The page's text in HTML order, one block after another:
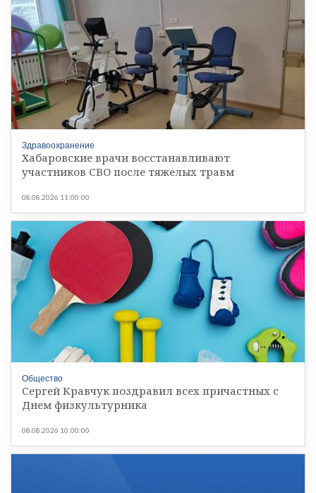
Здравоохранение
Хабаровские врачи восстанавливают
участников СВО после тяжелых травм
08.08.2026 11:00:00
Общество
Сергей Кравчук поздравил всех причастных с
Днем физкультурника
08.08.2026 10:00:00